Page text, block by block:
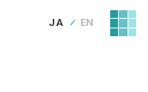
JA EN